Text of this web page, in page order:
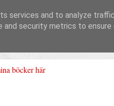
böcker här
services and to analyze
and security metrics to